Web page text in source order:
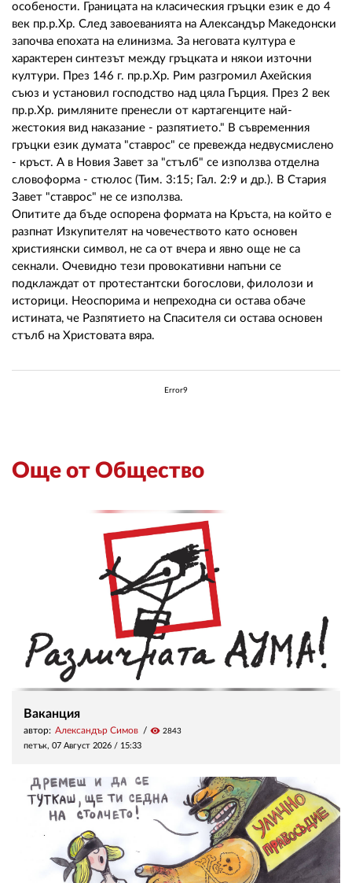
особености. Границата на класическия гръцки език е до 4
век пр.р.Хр. След завоеванията на Александър Македонски
започва епохата на елинизма. За неговата култура е
характерен синтезът между гръцката и някои източни
култури. През 146 г. пр.р.Хр. Рим разгромил Ахейския
съюз и установил господство над цяла Гърция. През 2 век
пр.р.Хр. римляните пренесли от картагенците най-
жестокия вид наказание - разпятието." В съвременния
гръцки език думата "ставрос" се превежда недвусмислено
- кръст. А в Новия Завет за "стълб" се използва отделна
словоформа - стюлос (Тим. 3:15; Гал. 2:9 и др.). В Стария
Завет "ставрос" не се използва.
Опитите да бъде оспорена формата на Кръста, на който е
разпнат Изкупителят на човечеството като основен
християнски символ, не са от вчера и явно още не са
секнали. Очевидно тези провокативни напъни се
подклаждат от протестантски богослови, филолози и
историци. Неоспорима и непреходна си остава обаче
истината, че Разпятието на Спасителя си остава основен
стълб на Христовата вяра.
Error9
Още от Общество
Ваканция
автор: Александър Симов visibility 2843
петък, 07 Август 2026 / 15:33